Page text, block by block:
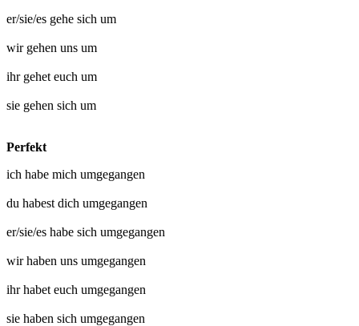
er/sie/es gehe sich um
wir gehen uns um
ihr gehet euch um
sie gehen sich um
Perfekt
ich habe mich umgegangen
du habest dich umgegangen
er/sie/es habe sich umgegangen
wir haben uns umgegangen
ihr habet euch umgegangen
sie haben sich umgegangen